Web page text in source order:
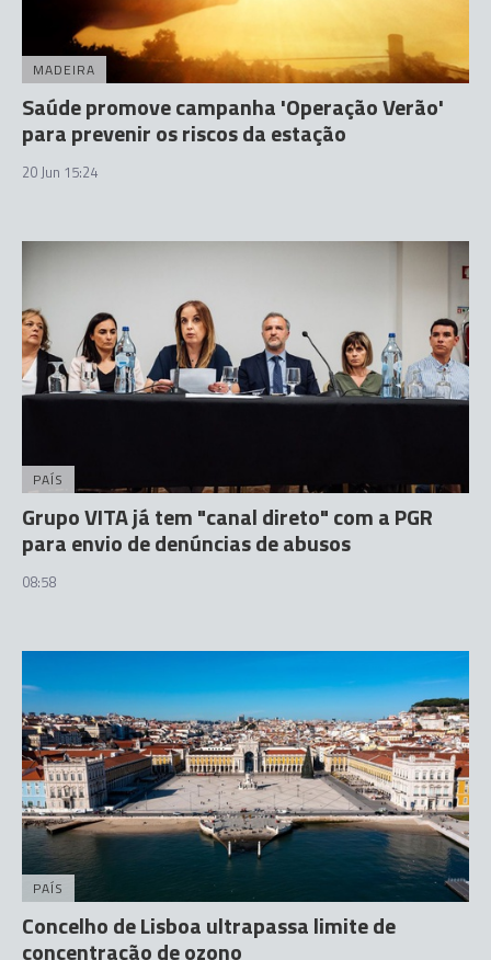
MADEIRA
Saúde promove campanha 'Operação Verão'
para prevenir os riscos da estação
20 Jun 15:24
PAÍS
Grupo VITA já tem "canal direto" com a PGR
para envio de denúncias de abusos
08:58
PAÍS
Concelho de Lisboa ultrapassa limite de
concentração de ozono